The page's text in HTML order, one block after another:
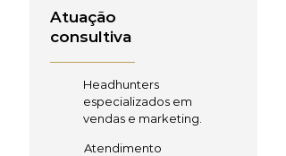
Atuação
consultiva
Headhunters
especializados em
vendas e marketing.
Atendimento